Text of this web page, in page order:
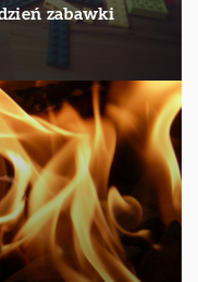
zabawki